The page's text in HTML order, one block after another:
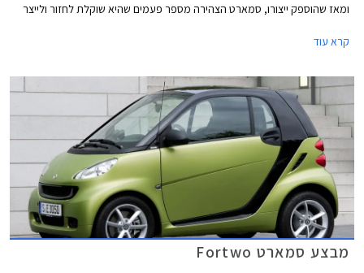
ומאז שהוספק ייצורו, סמארט הצהירה מספר פעמים שהיא שוקלת לחזור ולייצר
דלתות ובעל חלון קבוע בגג.
קרא עוד
מבצע סמארט Fortwo